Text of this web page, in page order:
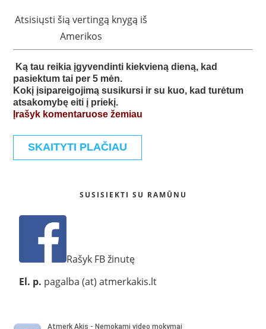
Atsisiųsti šią vertingą knygą iš
Amerikos
Ką tau reikia įgyvendinti kiekvieną dieną, kad
pasiektum tai per 5 mėn.
Kokį įsipareigojimą susikursi ir su kuo, kad turėtum
atsakomybę eiti į priekį.
Įrašyk komentaruose žemiau
SKAITYTI PLAČIAU
SUSISIEKTI SU RAMŪNU
Rašyk FB žinutę
El. p. pagalba (at) atmerkakis.lt